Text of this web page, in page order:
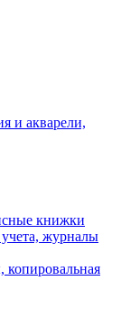
и акварели,
книжки
журналы
копировальная